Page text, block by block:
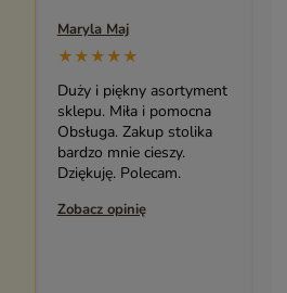
Monika Andrzejewska
★★★★★
Bardzo solidny, piękny
mebel (biblioteczka).
Świetny kontakt z
pracownikami sklepu.
Polecam serdecznie.
Zobacz opinię